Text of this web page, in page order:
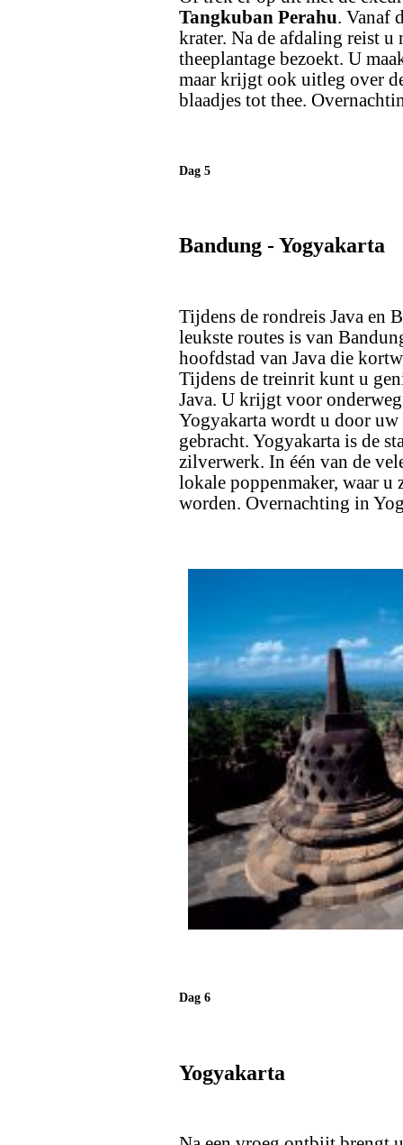
Tangkuban Perahu. Vanaf
krater. Na de afdaling reist u
theeplantage bezoekt. U
maar krijgt ook uitleg over
blaadjes tot thee.
Dag 5
Bandung - Yogyakarta
Tijdens de rondreis Java en
leukste routes is van
hoofdstad van Java die
Tijdens de treinrit kunt u
Java. U krijgt voor
Yogyakarta wordt u door uw
gebracht. Yogyakarta is de
zilverwerk. In één van de
lokale poppenmaker, waar u
worden. Overnachting in
Dag 6
Yogyakarta